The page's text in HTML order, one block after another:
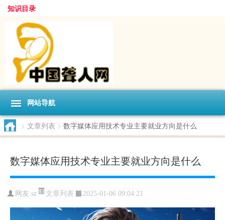
知识目录
网站导航
> 文章列表 > 数字媒体应用技术专业主要就业方向是什么
数字媒体应用技术专业主要就业方向是什么
网友:sz 文章列表 2025-01-06 09:04:21